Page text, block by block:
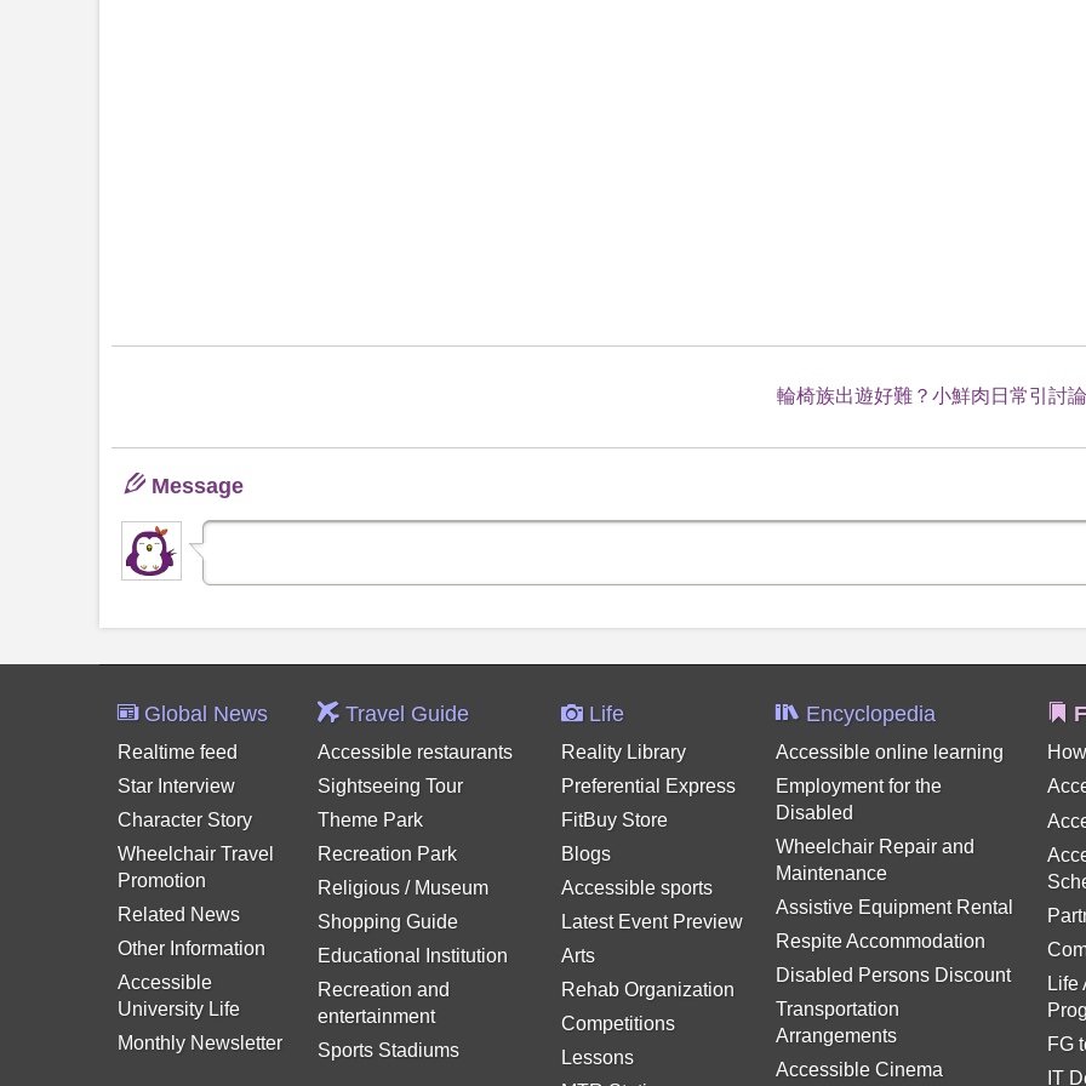
輪椅族出遊好難？小鮮肉日常引討論
Message
Global News
Realtime feed
Star Interview
Character Story
Wheelchair Travel
Promotion
Related News
Other Information
Accessible
University Life
Monthly Newsletter
Travel Guide
Accessible restaurants
Sightseeing Tour
Theme Park
Recreation Park
Religious / Museum
Shopping Guide
Educational Institution
Recreation and
entertainment
Sports Stadiums
Life
Reality Library
Preferential Express
FitBuy Store
Blogs
Accessible sports
Latest Event Preview
Arts
Rehab Organization
Competitions
Lessons
Encyclopedia
Accessible online learning
Employment for the
Disabled
Wheelchair Repair and
Maintenance
Assistive Equipment Rental
Respite Accommodation
Disabled Persons Discount
Transportation
Arrangements
Accessible Cinema
Life
FG
IT